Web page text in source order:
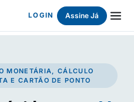
LOGIN Assine Já
MONETÁRIA, CÁLCULO
E CARTÃO DE PONTO